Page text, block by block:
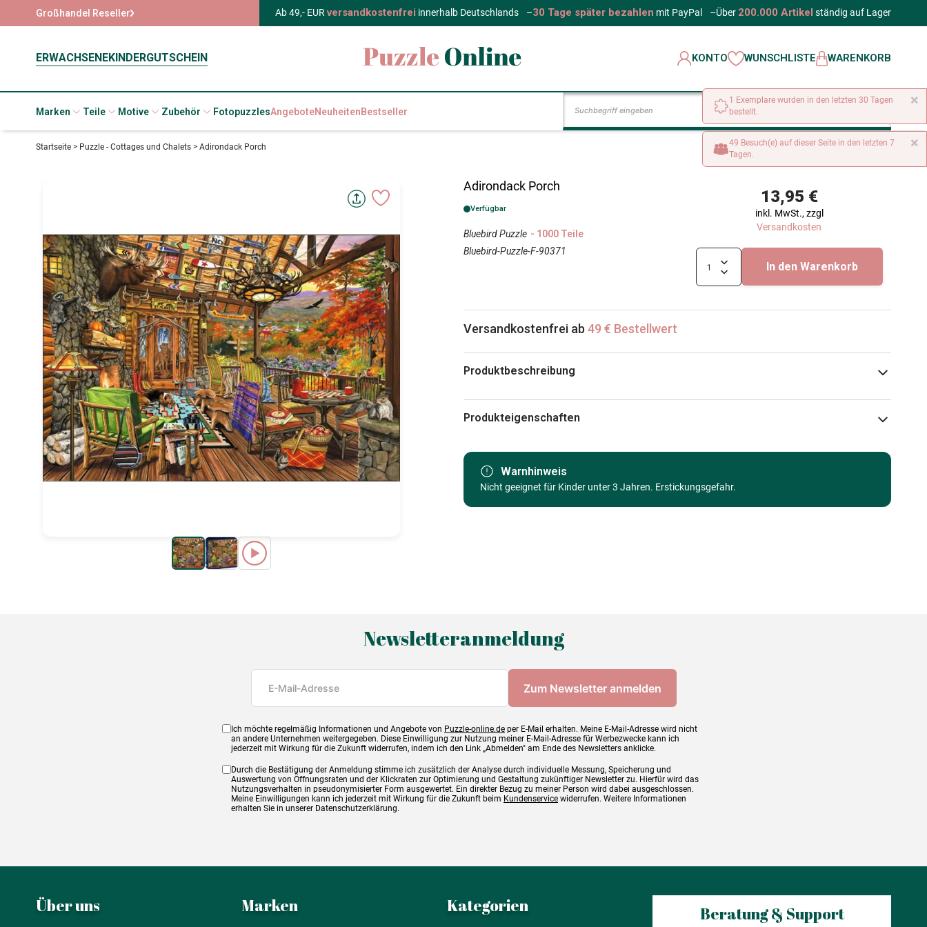
Großhandel Reseller Ab 49,- EURversandkostenfrei innerhalb Deutschlands –30 Tage später bezahlen mit PayPal –Über 200.000 Artikel ständig auf Lager
ERWACHSENEKINDERGUTSCHEIN KONTO WUNSCHLISTE WARENKORB
Marken Teile Motive Zubehör FotopuzzlesAngeboteNeuheitenBestseller
Startseite > Puzzle - Cottages und Chalets > Adirondack Porch
Adirondack Porch
Verfügbar
Bluebird Puzzle - 1000 Teile
Bluebird-Puzzle-F-90371
13,95 €
inkl. MwSt., zzgl
Versandkosten
In den Warenkorb
Versandkostenfrei ab 49 € Bestellwert
Produktbeschreibung
Joelle McIntyre, Licensed by Blue Sky Art & Design
Produkteigenschaften
Kategorie
Puzzle für Erwachsene (500 bis 48000 Teile)
Warnhinweis
Nicht geeignet für Kinder unter 3 Jahren. Erstickungsgefahr.
Newsletteranmeldung
Ich möchte regelmäßig Informationen und Angebote von Puzzle-online.de per E-Mail erhalten. Meine E-Mail-Adresse wird nicht
an andere Unternehmen weitergegeben. Diese Einwilligung zur Nutzung meiner E-Mail-Adresse für Werbezwecke kann ich
jederzeit mit Wirkung für die Zukunft widerrufen, indem ich den Link „Abmelden" am Ende des Newsletters anklicke.
Durch die Bestätigung der Anmeldung stimme ich zusätzlich der Analyse durch individuelle Messung, Speicherung und
Auswertung von Öffnungsraten und der Klickraten zur Optimierung und Gestaltung zukünftiger Newsletter zu. Hierfür wird das
Nutzungsverhalten in pseudonymisierter Form ausgewertet. Ein direkter Bezug zu meiner Person wird dabei ausgeschlossen.
Meine Einwilligungen kann ich jederzeit mit Wirkung für die Zukunft beim Kundenservice widerrufen. Weitere Informationen
erhalten Sie in unserer Datenschutzerklärung.
Über uns Marken Kategorien Beratung & Support
×
1 Exemplare wurden in den letzten 30 Tagen
bestellt.
×
49 Besuch(e) auf dieser Seite in den letzten 7
Tagen.